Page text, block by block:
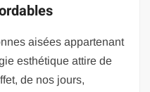
aisées appartenant
esthétique attire de
de nos jours,